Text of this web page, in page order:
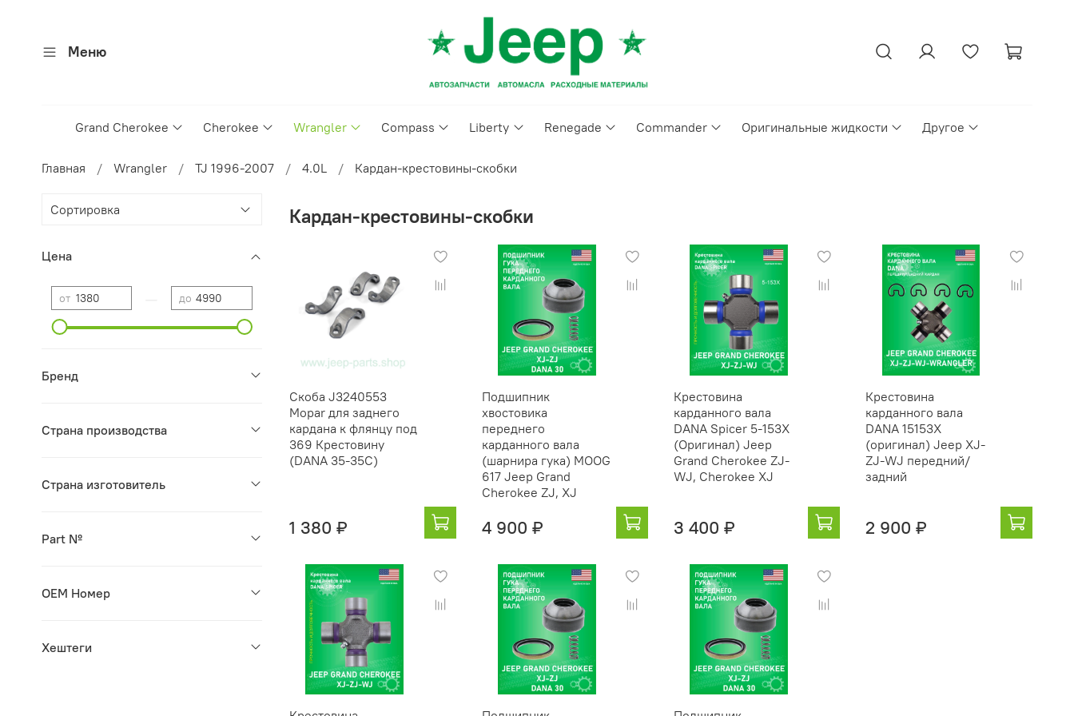
Меню
Grand Cherokee Cherokee Wrangler Compass Liberty Renegade Commander Оригинальные жидкости Другое
Главная Wrangler TJ 1996-2007 4.0L Кардан-крестовины-скобки
Кардан-крестовины-скобки
Скоба J3240553
Mopar для заднего
кардана к флянцу под
369 Крестовину
(DANA 35-35C)
1 380 ₽
Подшипник
хвостовика
переднего
карданного вала
(шарнира гука) MOOG
617 Jeep Grand
Cherokee ZJ, XJ
4 900 ₽
Крестовина
карданного вала
DANA Spicer 5-153X
(Оригинал) Jeep
Grand Cherokee ZJ-
WJ, Cherokee XJ
3 400 ₽
Крестовина
карданного вала
DANA 15153X
(оригинал) Jeep XJ-
ZJ-WJ передний/
задний
2 900 ₽
Цена
от до
Бренд
Страна производства
Страна изготовитель
Part №
OEM Номер
Хештеги